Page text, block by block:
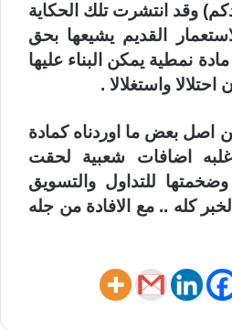
وقد انتشرت تلك الحكاية
القديم يشيعها بحق
نمطية يمكن البناء عليها
واستغلالا .
اصل بعض ما اوردناه كمادة
اضافات شعبية لحقت
للتداول والتسويق
كله .. مع الافادة من جله